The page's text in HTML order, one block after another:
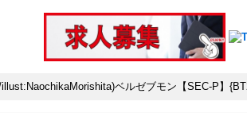
ベルゼブモン【SEC-P】